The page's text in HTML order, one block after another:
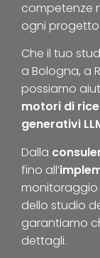
competenze
ogni progetto.
Che il tuo
a Bologna, a
possiamo
motori di
generativi
Dalla
fino all’
dello studio
garantiamo
dettagli.